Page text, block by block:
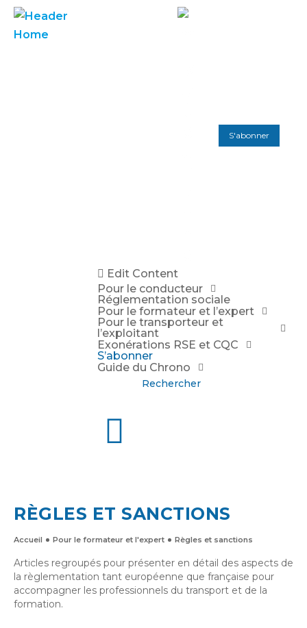
S'abonner
Edit Content
Pour le conducteur
Réglementation sociale
Pour le formateur et l’expert
Pour le transporteur et
l’exploitant
Exonérations RSE et CQC
S’abonner
Guide du Chrono
Rechercher
RÈGLES ET SANCTIONS
Accueil Pour le formateur et l'expert Règles et sanctions
Articles regroupés pour présenter en détail des aspects de
la règlementation tant européenne que française pour
accompagner les professionnels du transport et de la
formation.